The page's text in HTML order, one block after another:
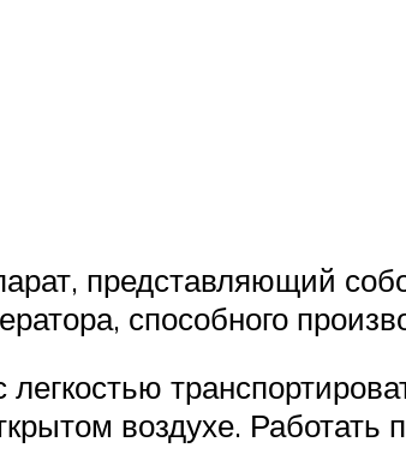
представляющий
способного
воздухе.